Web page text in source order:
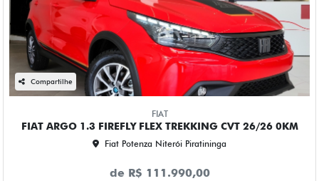
Compartilhe
FIAT
FIAT ARGO 1.3 FIREFLY FLEX TREKKING CVT 26/26 0KM
Fiat Potenza Niterói Piratininga
de R$ 111.990,00